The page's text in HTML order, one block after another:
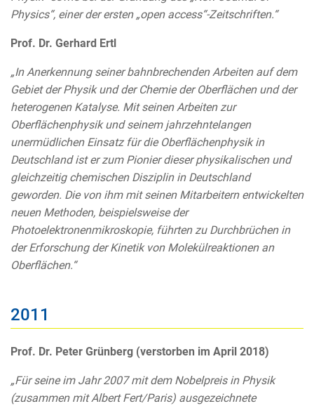
Physics“, einer der ersten „open access“-Zeitschriften.“
Prof. Dr. Gerhard Ertl
„In Anerkennung seiner bahnbrechenden Arbeiten auf dem
Gebiet der Physik und der Chemie der Oberflächen und der
heterogenen Katalyse. Mit seinen Arbeiten zur
Oberflächenphysik und seinem jahrzehntelangen
unermüdlichen Einsatz für die Oberflächenphysik in
Deutschland ist er zum Pionier dieser physikalischen und
gleichzeitig chemischen Disziplin in Deutschland
geworden. Die von ihm mit seinen Mitarbeitern entwickelten
neuen Methoden, beispielsweise der
Photoelektronenmikroskopie, führten zu Durchbrüchen in
der Erforschung der Kinetik von Molekülreaktionen an
Oberflächen.“
2011
Prof. Dr. Peter Grünberg (verstorben im April 2018)
„Für seine im Jahr 2007 mit dem Nobelpreis in Physik
(zusammen mit Albert Fert/Paris) ausgezeichnete